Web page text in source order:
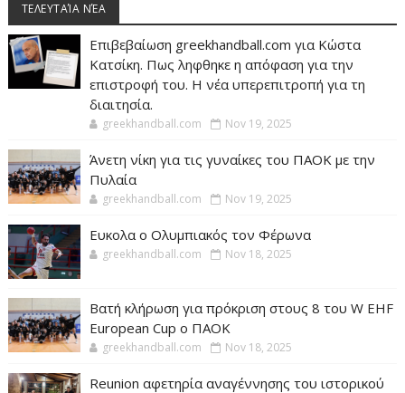
ΤΕΛΕΥΤΑΊΑ ΝΈΑ
Επιβεβαίωση greekhandball.com για Κώστα
Κατσίκη. Πως ληφθηκε η απόφαση για την
επιστροφή του. Η νέα υπερεπιτροπή για τη
διαιτησία.
greekhandball.com Nov 19, 2025
Άνετη νίκη για τις γυναίκες του ΠΑΟΚ με την
Πυλαία
greekhandball.com Nov 19, 2025
Ευκολα ο Ολυμπιακός τον Φέρωνα
greekhandball.com Nov 18, 2025
Βατή κλήρωση για πρόκριση στους 8 του W EHF
European Cup ο ΠΑΟΚ
greekhandball.com Nov 18, 2025
Reunion αφετηρία αναγέννησης του ιστορικού